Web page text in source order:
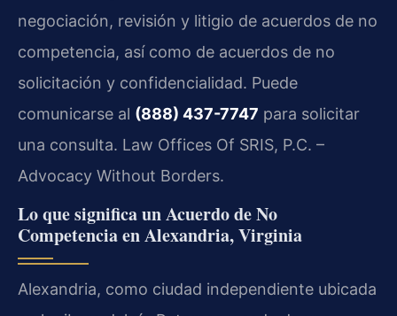
negociación, revisión y litigio de acuerdos de no
competencia, así como de acuerdos de no
solicitación y confidencialidad. Puede
comunicarse al (888) 437-7747 para solicitar
una consulta. Law Offices Of SRIS, P.C. –
Advocacy Without Borders.
Lo que significa un Acuerdo de No
Competencia en Alexandria, Virginia
Alexandria, como ciudad independiente ubicada